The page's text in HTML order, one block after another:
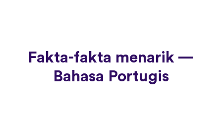
Fakta-fakta menarik —
Bahasa Portugis